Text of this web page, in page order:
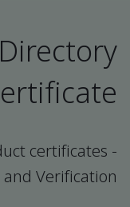
certificates -
Verification